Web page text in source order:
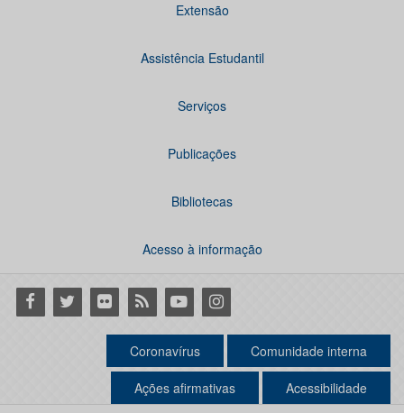
Extensão
Assistência Estudantil
Serviços
Publicações
Bibliotecas
Acesso à informação
Facebook
Twitter Flickr RSS YoutubeInstagram
Coronavírus Comunidade interna
Ações afirmativas Acessibilidade